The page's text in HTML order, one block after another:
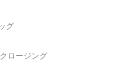
グ
ロージング